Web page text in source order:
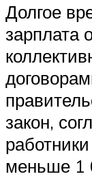
Долгое
зарплата
закон,
меньше 1